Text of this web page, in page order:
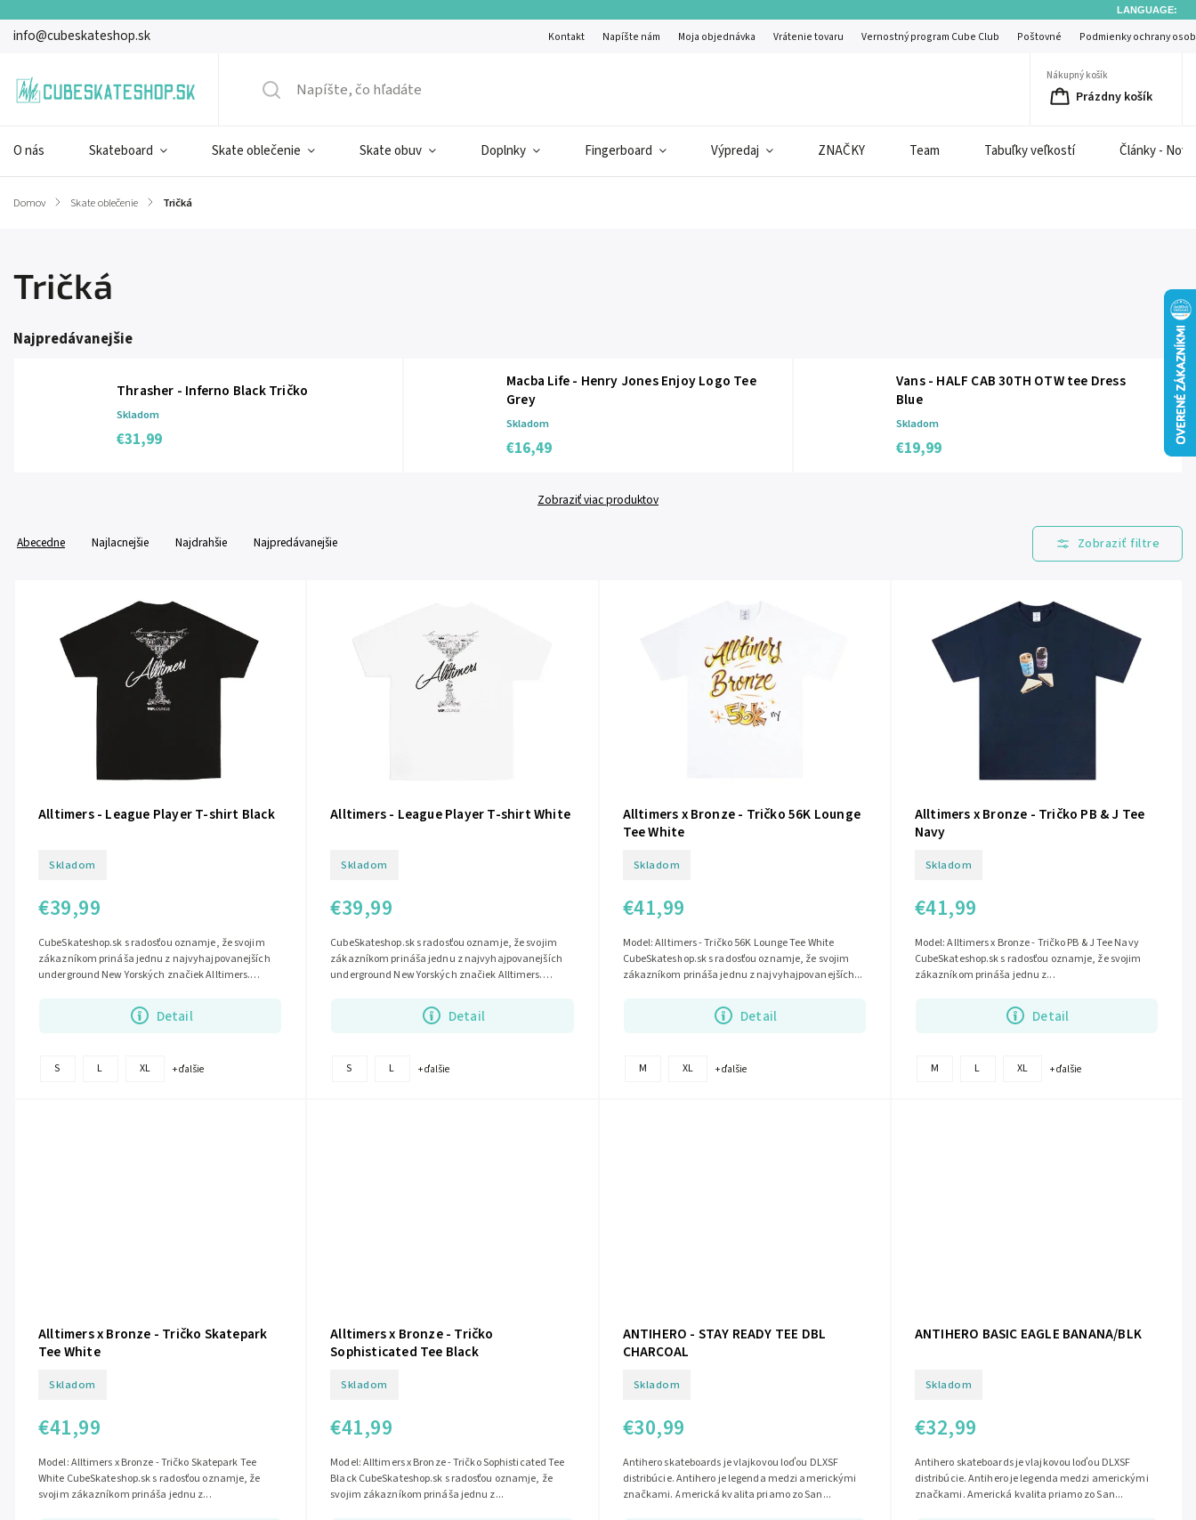
LANGUAGE:
info@cubeskateshop.sk Kontakt Napíšte nám Moja objednávka Vrátenie tovaru Vernostný program Cube Club Poštovné Podmienky ochrany
Nákupný košík
Prázdny košík
O nás Skateboard Skate oblečenie Skate obuv Doplnky Fingerboard Výpredaj ZNAČKY Team Tabuľky veľkostí Články -
Domov / Skate oblečenie / Tričká
Tričká
Najpredávanejšie
Thrasher - Inferno Black Tričko
Skladom
€31,99
Macba Life - Henry Jones Enjoy Logo Tee
Grey
Skladom
€16,49
Vans - HALF CAB 30TH OTW tee Dress
Blue
Skladom
€19,99
Zobraziť viac produktov
Abecedne Najlacnejšie Najdrahšie Najpredávanejšie
Alltimers - League Player T-shirt Black
Skladom
€39,99
Detail
CubeSkateshop.sk s radosťou oznamje, že svojim
zákazníkom prináša jednu z najvyhajpovanejších
underground New Yorských značiek Alltimers.
S L XL + ďalšie
Alltimers - League Player T-shirt White
Skladom
€39,99
Detail
CubeSkateshop.sk s radosťou oznamje, že svojim
zákazníkom prináša jednu z najvyhajpovanejších
underground New Yorských značiek Alltimers.
S L + ďalšie
Alltimers x Bronze - Tričko 56K Lounge
Tee White
Skladom
€41,99
Detail
Model: Alltimers - Tričko 56K Lounge Tee White
CubeSkateshop.sk s radosťou oznamje, že svojim
zákazníkom prináša jednu z najvyhajpovanejších...
M XL + ďalšie
Alltimers x Bronze - Tričko PB & J Tee
Navy
Skladom
€41,99
Detail
Model: Alltimers x Bronze - Tričko PB & J Tee Navy
CubeSkateshop.sk s radosťou oznamje, že svojim
zákazníkom prináša jednu z...
M L XL + ďalšie
Alltimers x Bronze - Tričko Skatepark
Tee White
Skladom
€41,99
Model: Alltimers x Bronze - Tričko Skatepark Tee
White CubeSkateshop.sk s radosťou oznamje, že
svojim zákazníkom prináša jednu z...
Alltimers x Bronze - Tričko
Sophisticated Tee Black
Skladom
€41,99
Model: Alltimers x Bronze - Tričko Sophisticated Tee
Black CubeSkateshop.sk s radosťou oznamje, že
svojim zákazníkom prináša jednu z...
ANTIHERO - STAY READY TEE DBL
CHARCOAL
Skladom
€30,99
Antihero skateboards je vlajkovou loďou DLXSF
distribúcie. Antihero je legenda medzi americkými
značkami. Americká kvalita priamo zo San...
ANTIHERO BASIC EAGLE BANANA/BLK
Skladom
€32,99
Antihero skateboards je vlajkovou loďou DLXSF
distribúcie. Antihero je legenda medzi americkými
značkami. Americká kvalita priamo zo San...